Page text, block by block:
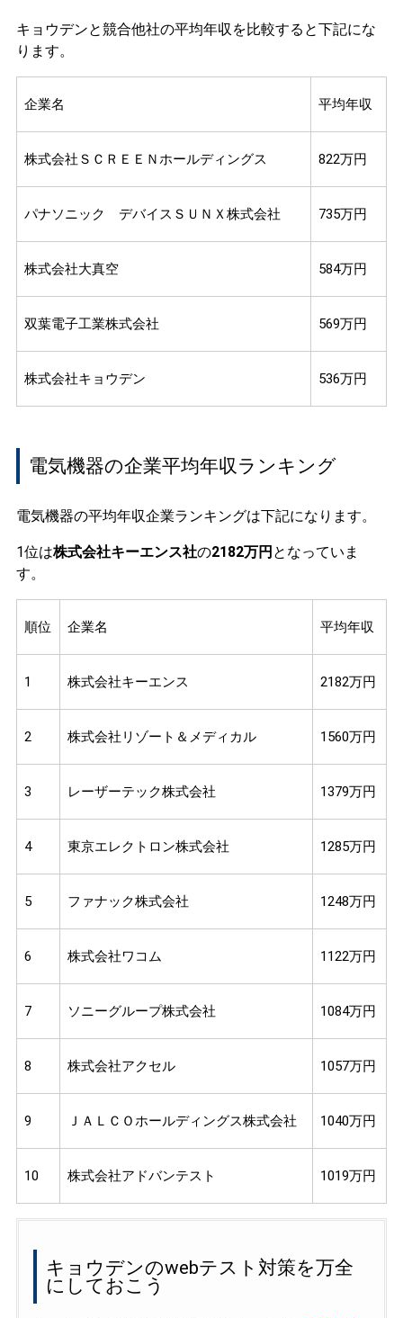
キョウデンと競合他社の平均年収を比較すると下記にな
ります。
企業名 平均年収
株式会社ＳＣＲＥＥＮホールディングス 822万円
パナソニック デバイスＳＵＮＸ株式会社 735万円
株式会社大真空 584万円
双葉電子工業株式会社 569万円
株式会社キョウデン 536万円
電気機器の企業平均年収ランキング
電気機器の平均年収企業ランキングは下記になります。
1位は株式会社キーエンス社の2182万円 となっていま
す。
順位 企業名 平均年収
1 株式会社キーエンス 2182万円
2 株式会社リゾート＆メディカル 1560万円
3 レーザーテック株式会社 1379万円
4 東京エレクトロン株式会社 1285万円
5 ファナック株式会社 1248万円
6 株式会社ワコム 1122万円
7 ソニーグループ株式会社 1084万円
8 株式会社アクセル 1057万円
9 ＪＡＬＣＯホールディングス株式会社 1040万円
10 株式会社アドバンテスト 1019万円
キョウデンのwebテスト対策を万全
にしておこう